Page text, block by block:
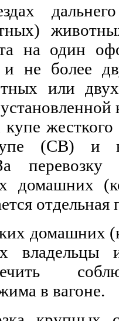
на один
и не более
или
жесткого
(СВ) и
перевозку
домашних
отдельная
домашних
в вагоне.